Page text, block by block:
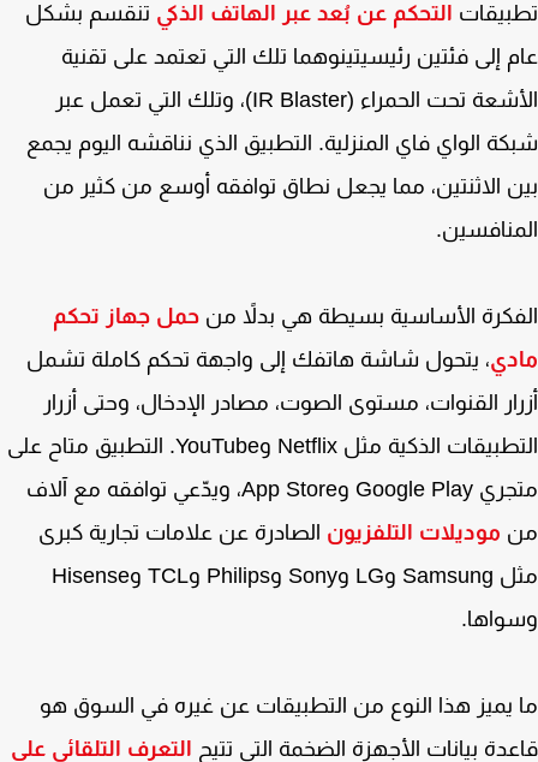
التحكم عن بُعد عبر الهاتف الذكيتنقسم بشكل
إلى فئتين رئيسيتينوهما تلك التي تعتمد على تقنية
الأشعة تحت الحمراء (IR Blaster)، وتلك التي تعمل عبر
الواي فاي المنزلية. التطبيق الذي نناقشه اليوم يجمع
الاثنتين، مما يجعل نطاق توافقه أوسع من كثير من
الأساسية بسيطة هي بدلاً منحمل جهاز تحكم
، يتحول شاشة هاتفك إلى واجهة تحكم كاملة تشمل
القنوات، مستوى الصوت، مصادر الإدخال، وحتى أزرار
التطبيقات الذكية مثل Netflix وYouTube. التطبيق متاح على
متجري Google Play وApp Store، ويدّعي توافقه مع آلاف
موديلات التلفزيونالصادرة عن علامات تجارية كبرى
مثل Samsung وLG وSony وPhilips وTCL وHisense
يميز هذا النوع من التطبيقات عن غيره في السوق هو
بيانات الأجهزة الضخمة التي تتيحالتعرف التلقائي على